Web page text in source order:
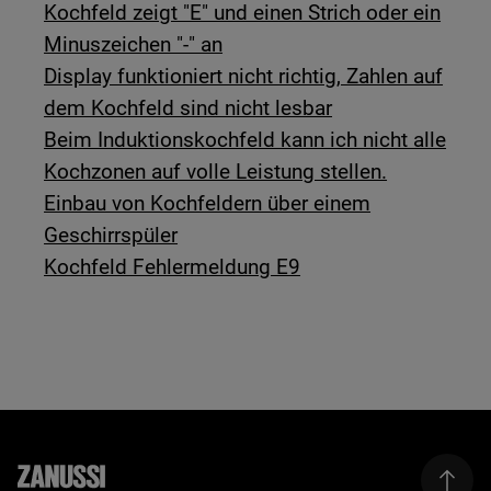
Kochfeld zeigt "E" und einen Strich oder ein
Minuszeichen "-" an
Display funktioniert nicht richtig, Zahlen auf
dem Kochfeld sind nicht lesbar
Beim Induktionskochfeld kann ich nicht alle
Kochzonen auf volle Leistung stellen.
Einbau von Kochfeldern über einem
Geschirrspüler
Kochfeld Fehlermeldung E9